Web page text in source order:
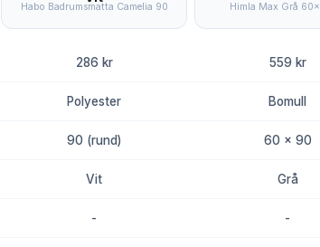
Habo Badrumsmatta Camelia 90 Himla Max Grå
286 kr 559 kr
Polyester Bomull
90 (rund) 60 x 90
Vit Grå
- -